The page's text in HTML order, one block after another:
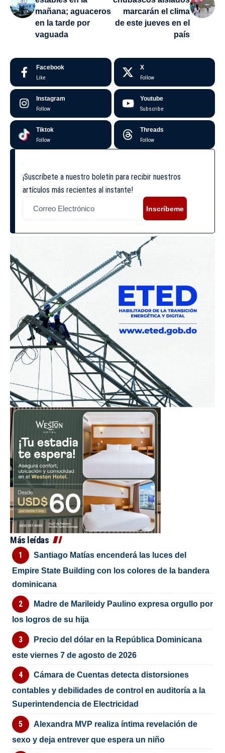
mañana; aguaceros
en la tarde por
vaguada
marcarán el clima
de este jueves en el
país
Facebook
Like
X
Follow
Instagram
Follow
Youtube
Subscribe
Tiktok
Follow
Threads
Follow
¡Suscríbete a nuestro boletín para recibir nuestros
artículos más recientes al instante!
Inscríbeme
Más leídas
Santiago Matías encenderá las luces del
Empire State Building con los colores de la bandera
dominicana
Madre de Marileidy Paulino expresa orgullo por
los logros de su hija
Precio del dólar en la República Dominicana
este viernes 7 de agosto de 2026
Cámara de Cuentas detecta distorsiones
contables y debilidades de control en auditoría a la
Superintendencia de Electricidad
Alexandra MVP realiza íntima revelación de
sexo y deja entrever que espera un niño